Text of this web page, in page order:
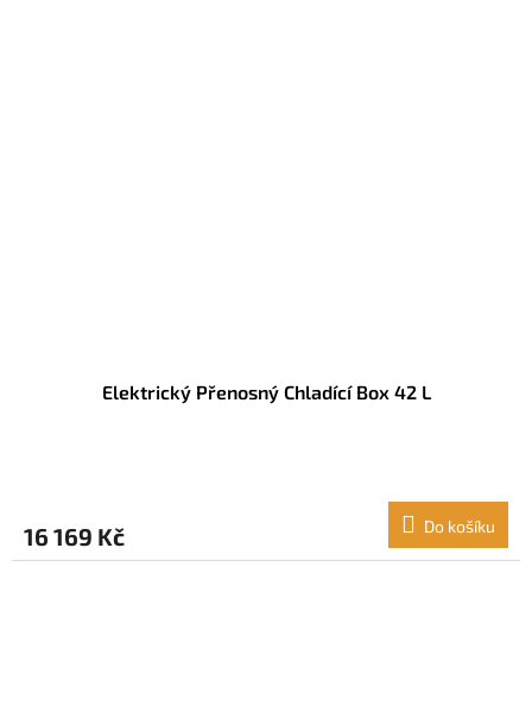
Elektrický Přenosný Chladící Box 42 L
16 169 Kč Do košíku